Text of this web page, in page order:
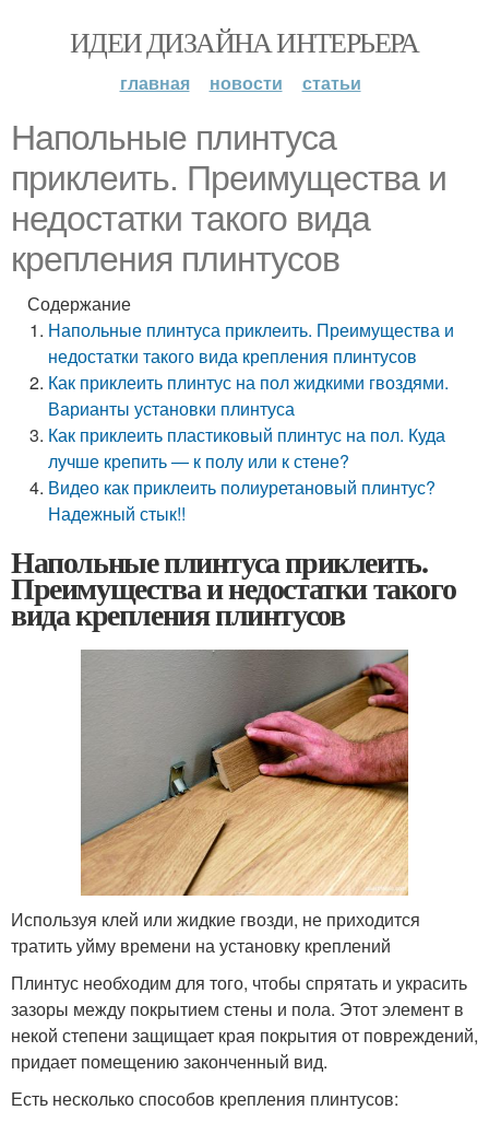
ИДЕИ ДИЗАЙНА ИНТЕРЬЕРА
главная новости статьи
Напольные плинтуса
приклеить. Преимущества и
недостатки такого вида
крепления плинтусов
Содержание
Напольные плинтуса приклеить. Преимущества и
недостатки такого вида крепления плинтусов
Как приклеить плинтус на пол жидкими гвоздями.
Варианты установки плинтуса
Как приклеить пластиковый плинтус на пол. Куда
лучше крепить — к полу или к стене?
Видео как приклеить полиуретановый плинтус?
Надежный стык!!
Напольные плинтуса приклеить.
Преимущества и недостатки такого
вида крепления плинтусов
Используя клей или жидкие гвозди, не приходится
тратить уйму времени на установку креплений
Плинтус необходим для того, чтобы спрятать и украсить
зазоры между покрытием стены и пола. Этот элемент в
некой степени защищает края покрытия от повреждений,
придает помещению законченный вид.
Есть несколько способов крепления плинтусов: